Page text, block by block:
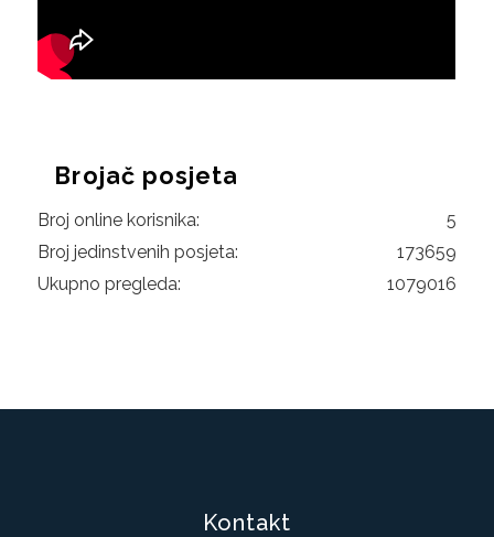
Brojač posjeta
Broj online korisnika:
5
Broj jedinstvenih posjeta:
173659
Ukupno pregleda:
1079016
Kontakt